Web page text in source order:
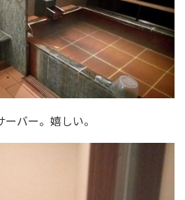
バー。嬉しい。